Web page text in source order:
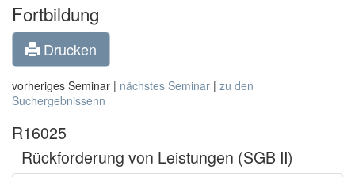
Fortbildung
Drucken
vorheriges Seminar | nächstes Seminar | zu den
Suchergebnissenn
R16025
Rückforderung von Leistungen (SGB II)